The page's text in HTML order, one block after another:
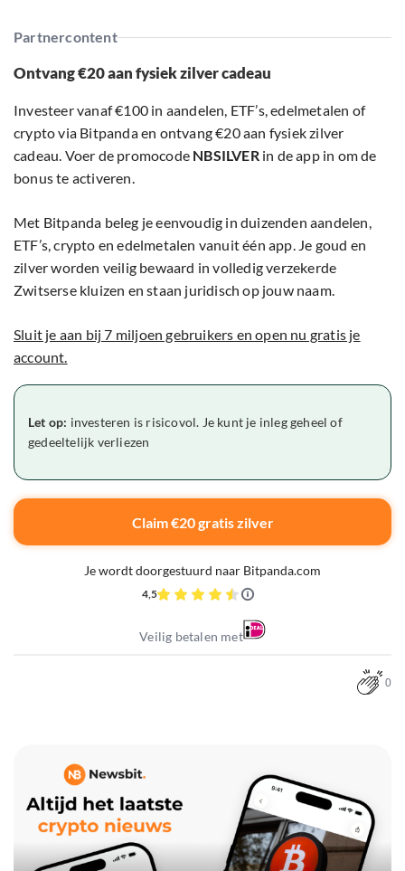
Partnercontent
Ontvang €20 aan fysiek zilver cadeau
Investeer vanaf €100 in aandelen, ETF’s, edelmetalen of
crypto via Bitpanda en ontvang €20 aan fysiek zilver
cadeau. Voer de promocode NBSILVERin de app in om de
bonus te activeren.
Met Bitpanda beleg je eenvoudig in duizenden aandelen,
ETF’s, crypto en edelmetalen vanuit één app. Je goud en
zilver worden veilig bewaard in volledig verzekerde
Zwitserse kluizen en staan juridisch op jouw naam.
Sluit je aan bij 7 miljoen gebruikers en open nu gratis je
account.
Let op: investeren is risicovol. Je kunt je inleg geheel of
gedeeltelijk verliezen
Claim €20 gratis zilver
Je wordt doorgestuurd naar Bitpanda.com
4,5
Veilig betalen met
0